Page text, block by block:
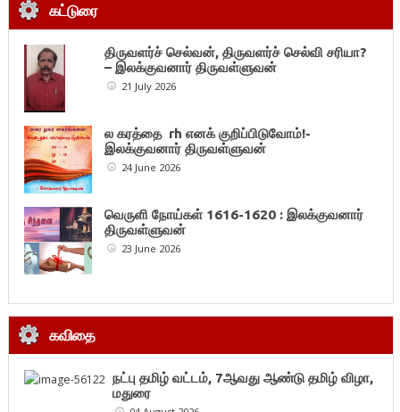
கட்டுரை
திருவளர்ச் செல்வன், திருவளர்ச் செல்வி சரியா?
– இலக்குவனார் திருவள்ளுவன்
21 July 2026
ல கரத்தை rh எனக் குறிப்பிடுவோம்!-
இலக்குவனார் திருவள்ளுவன்
24 June 2026
வெருளி நோய்கள் 1616-1620 : இலக்குவனார்
திருவள்ளுவன்
23 June 2026
கவிதை
நட்பு தமிழ் வட்டம், 7ஆவது ஆண்டு தமிழ் விழா,
மதுரை